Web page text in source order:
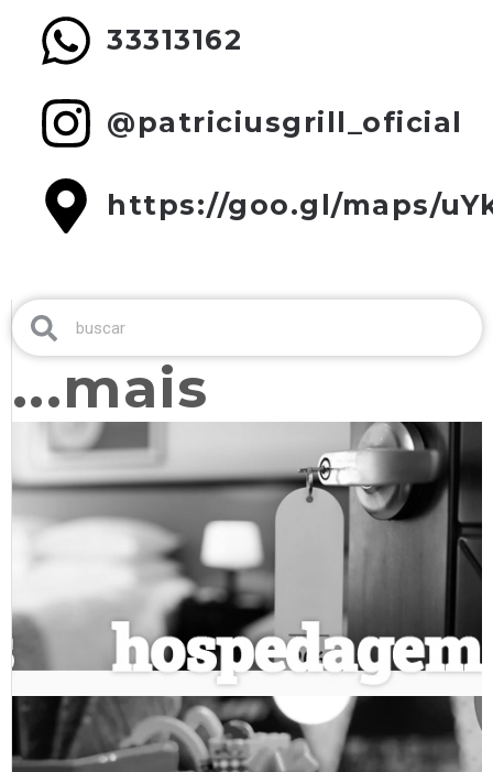
33313162
@patriciusgrill_oficial
https://goo.gl/maps/
...mais